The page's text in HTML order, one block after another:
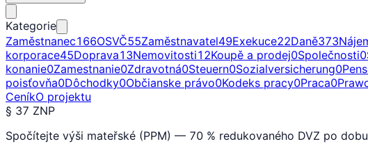
Kategorie
Zaměstnanec166OSVČ55Zaměstnavatel49Exekuce22Daně373
korporace45Doprava13Nemovitosti12Koupě a prodej0Společnosti0
konanie0Zamestnanie0Zdravotná0Steuern0Sozialversicherung0
poisťovňa0Dôchodky0Občianske právo0Kodeks pracy0Praca0
CeníkO projektu
§ 37 ZNP
Spočítejte výši mateřské (PPM) — 70 % redukovaného DVZ po